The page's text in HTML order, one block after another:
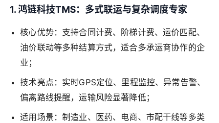
1. 鸿链科技TMS：多式联运与复杂调度专家
核心优势：支持合同计费、阶梯计费、运价匹配、
油价联动等多种结算方式，适合多承运商协作的企
业；
技术亮点：实时GPS定位、里程监控、异常告警、
偏离路线提醒，运输风险显著降低；
适用场景：制造业、医药、电商、市配干线等多类